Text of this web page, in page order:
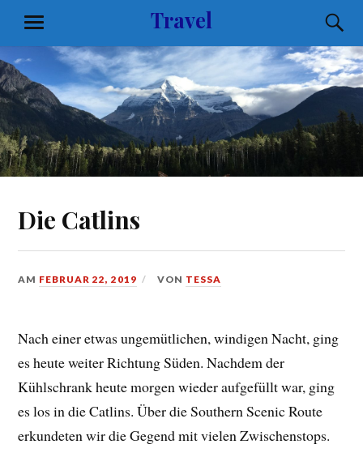
Inhalt
springen
Travel
MENÜ
Die Catlins
AM FEBRUAR 22, 2019 VON TESSA
Nach einer etwas ungemütlichen, windigen Nacht, ging
es heute weiter Richtung Süden. Nachdem der
Kühlschrank heute morgen wieder aufgefüllt war, ging
es los in die Catlins. Über die Southern Scenic Route
erkundeten wir die Gegend mit vielen Zwischenstops.